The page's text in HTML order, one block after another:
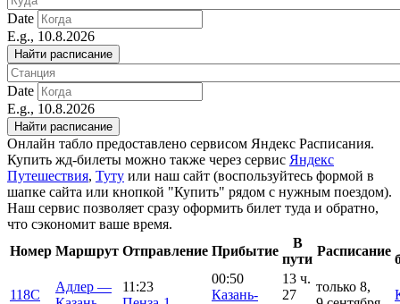
Date
E.g., 10.8.2026
Date
E.g., 10.8.2026
Онлайн табло предоставлено сервисом Яндекс Расписания.
Купить жд-билеты можно также через сервис Яндекс
Путешествия, Туту или наш сайт (воспользуйтесь формой в
шапке сайта или кнопкой "Купить" рядом с нужным поездом).
Наш сервис позволяет сразу оформить билет туда и обратно,
что сэкономит ваше время.
Номер Маршрут Отправление Прибытие
В
пути
Расписание
118С
Адлер —
11:23
00:50
Казань-
13 ч.
27
только 8,